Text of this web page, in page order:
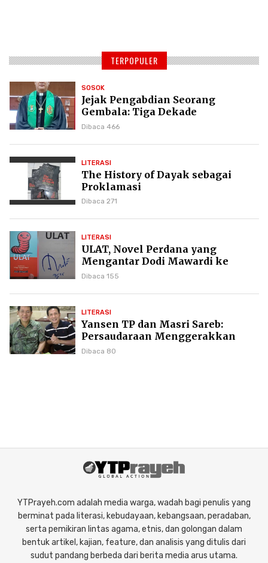
TERPOPULER
SOSOK
Jejak Pengabdian Seorang
Gembala: Tiga Dekade
Kepemimpinan Pdt. Dr. Yulius
Dibaca 466
LITERASI
The History of Dayak sebagai
Proklamasi
Dibaca 271
LITERASI
ULAT, Novel Perdana yang
Mengantar Dodi Mawardi ke
Puncak Karier Kepenulisan
Dibaca 155
LITERASI
Yansen TP dan Masri Sareb:
Persaudaraan Menggerakkan
Literasi Borneo
Dibaca 80
YTPrayeh.com adalah media warga, wadah bagi penulis yang
berminat pada literasi, kebudayaan, kebangsaan, peradaban,
serta pemikiran lintas agama, etnis, dan golongan dalam
bentuk artikel, kajian, feature, dan analisis yang ditulis dari
sudut pandang berbeda dari berita media arus utama.